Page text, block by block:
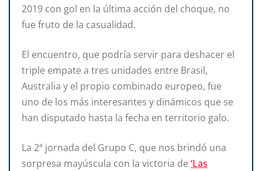
2019 con gol en la última acción del choque, no
fue fruto de la casualidad.
El encuentro, que podría servir para deshacer el
triple empate a tres unidades entre Brasil,
Australia y el propio combinado europeo, fue
uno de los más interesantes y dinámicos que se
han disputado hasta la fecha en territorio galo.
La 2ª jornada del Grupo C, que nos brindó una
sorpresa mayúscula con la victoria de ‘Las